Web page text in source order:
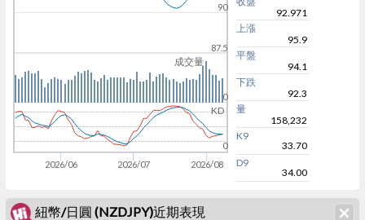
成交量
KD
2026/06 2026/07 2026/08
87.5
90
0
0
92.971
上漲
95.9
平盤
94.1
下跌
92.3
量
158,232
K9
33.70
D9
34.00
紐幣/日圓 (NZDJPY)近期表現